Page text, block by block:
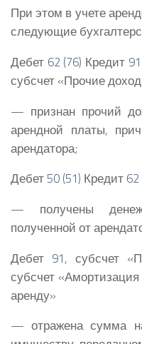
При этом в учете
следующие
Дебет 62(76) Кредит 91
субсчет «Прочие
— признан прочий
арендной платы,
арендатора;
Дебет50 (51) Кредит 62
— получены
полученной от
Дебет 91, субсчет
субсчет
аренду»
— отражена сумма